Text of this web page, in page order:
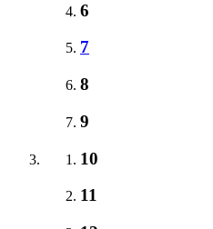
6
7
8
9
10
11